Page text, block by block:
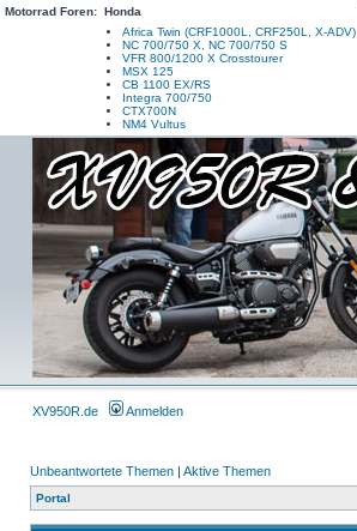
Motorrad Foren: Honda
Africa Twin (CRF1000L, CRF250L, X-ADV)
NC 700/750 X, NC 700/750 S
VFR 800/1200 X Crosstourer
MSX 125
CB 1100 EX/RS
Integra 700/750
CTX700N
NM4 Vultus
XV950R.de Anmelden
Unbeantwortete Themen | Aktive Themen
Portal